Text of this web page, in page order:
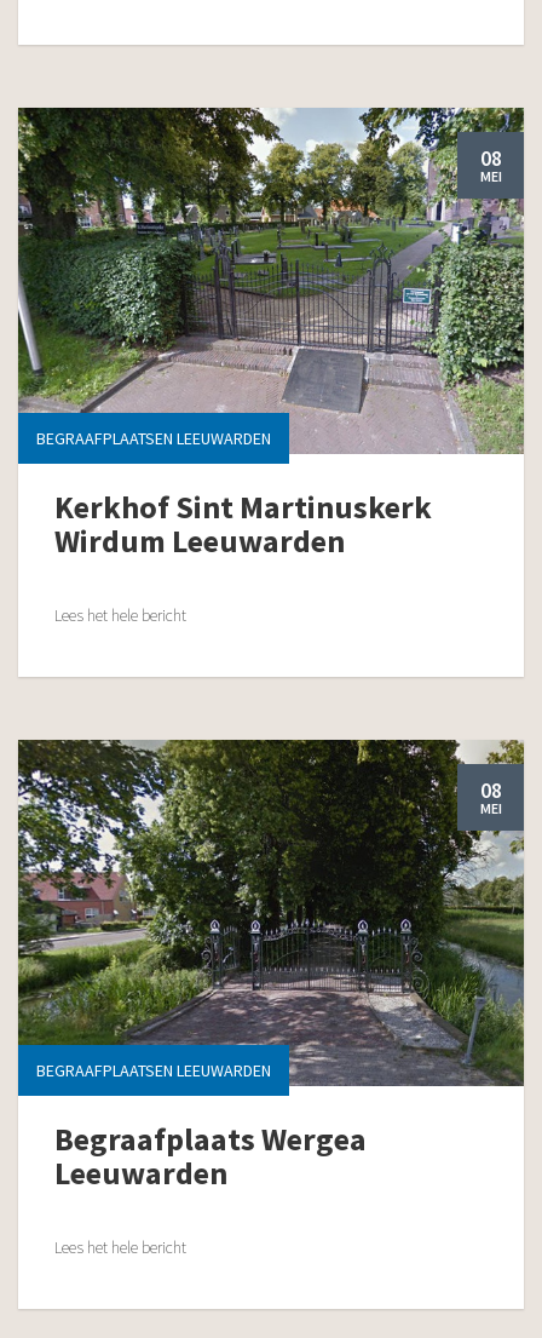
08
MEI
BEGRAAFPLAATSEN LEEUWARDEN
Kerkhof Sint Martinuskerk
Wirdum Leeuwarden
Lees het hele bericht
08
MEI
BEGRAAFPLAATSEN LEEUWARDEN
Begraafplaats Wergea
Leeuwarden
Lees het hele bericht